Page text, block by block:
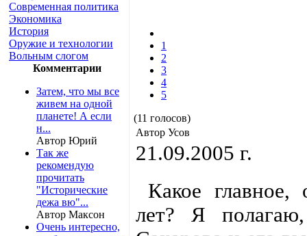
Современная политика
Экономика
История
Оружие и технологии
Вольным слогом
Комментарии
Затем, что мы все
живем на одной
планете! А если
н...
Автор Юрий
Так же
рекомендую
прочитать
"Исторические
дежа вю"...
Автор Максон
Очень интересно,
1
2
3
4
5
(11 голосов)
Автор Усов
21.09.2005 г.
Какое главное,
лет? Я